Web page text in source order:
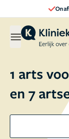
1 arts
en 7